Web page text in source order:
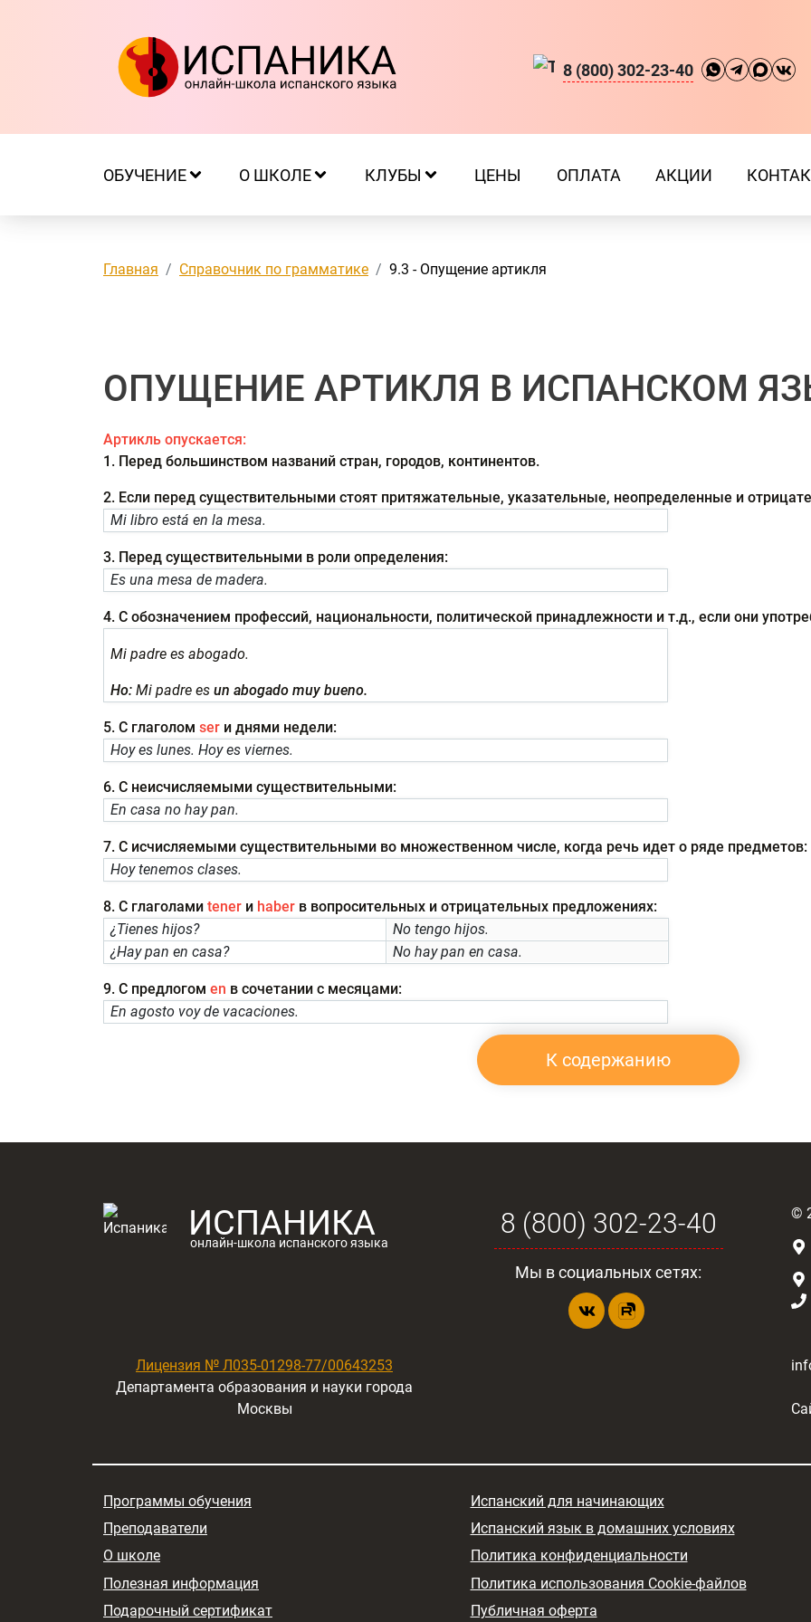
8 (800) 302-23-40
ОБУЧЕНИЕ О ШКОЛЕ КЛУБЫ ЦЕНЫ ОПЛАТА АКЦИИ
Главная Справочник по грамматике 9.3 - Опущение артикля
ОПУЩЕНИЕ АРТИКЛЯ В ИСПАНСКОМ
Артикль опускается:
1. Перед большинством названий стран, городов, континентов.
2. Если перед существительными стоят притяжательные, указательные, неопределенные и
Mi libro está en la mesa.
3. Перед существительными в роли определения:
Es una mesa de madera.
4. С обозначением профессий, национальности, политической принадлежности и т.д., если они
Mi padre es abogado.
Но: Mi padre esun abogado muy bueno.
5. С глаголом ser и днями недели:
Hoy es lunes. Hoy es viernes.
6. С неисчисляемыми существительными:
En casa no hay pan.
7. С исчисляемыми существительными во множественном числе, когда речь идет о ряде предметов:
Hoy tenemos clases.
8. С глаголами tener и haber в вопросительных и отрицательных предложениях:
¿Tienes hijos?
No tengo hijos.
¿Hay pan en casa?
No hay pan en casa.
9. С предлогом en в сочетании с месяцами:
En agosto voy de vacaciones.
К содержанию
ИСПАНИКА
онлайн-школа испанского языка
Лицензия № Л035-01298-77/00643253
Департамента образования и науки города
Москвы
8 (800) 302-23-40
Мы в социальных сетях:
©
Программы обучения
Преподаватели
О школе
Полезная информация
Подарочный сертификат
Испанский для начинающих
Испанский язык в домашних условиях
Политика конфиденциальности
Политика использования Cookie-файлов
Публичная оферта